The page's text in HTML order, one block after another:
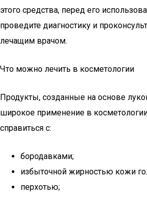
этого средства, перед его
проведите диагностику и
лечащим врачом.
Что можно лечить в косметологии
Продукты, созданные на основе
широкое применение в
справиться с:
бородавками;
избыточной жирностью кожи
перхотью;